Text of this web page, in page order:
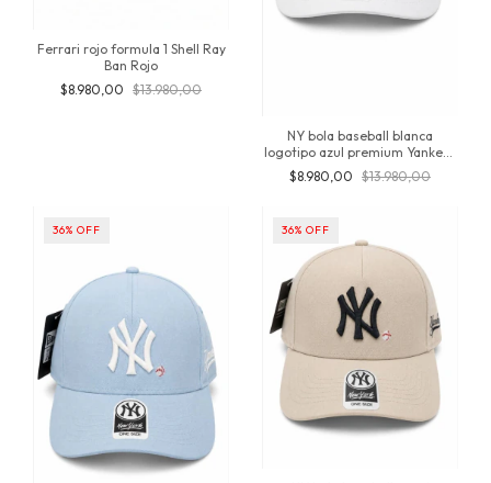
Ferrari rojo formula 1 Shell Ray
Ban Rojo
$8.980,00 $13.980,00
NY bola baseball blanca
logotipo azul premium Yankees
snapback regulable - (copia)
$8.980,00 $13.980,00
36% OFF 36% OFF